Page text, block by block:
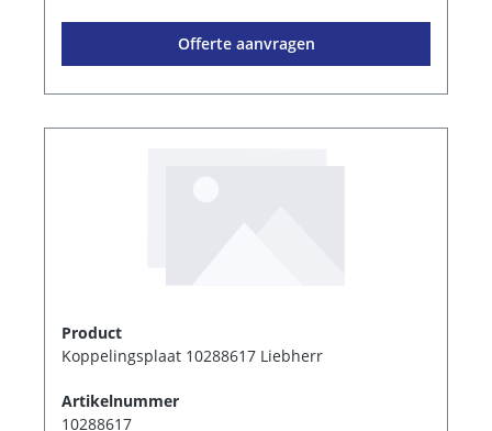
Offerte aanvragen
Product
Koppelingsplaat 10288617 Liebherr
Artikelnummer
10288617